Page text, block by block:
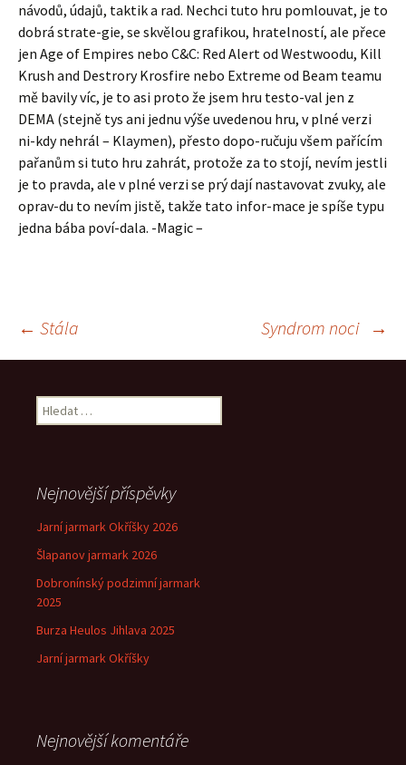
návodů, údajů, taktik a rad. Nechci tuto hru pomlouvat, je to
dobrá strate-gie, se skvělou grafikou, hratelností, ale přece
jen Age of Empires nebo C&C: Red Alert od Westwoodu, Kill
Krush and Destrory Krosfire nebo Extreme od Beam teamu
mě bavily víc, je to asi proto že jsem hru testo-val jen z
DEMA (stejně tys ani jednu výše uvedenou hru, v plné verzi
ni-kdy nehrál – Klaymen), přesto dopo-ručuju všem pařícím
pařanům si tuto hru zahrát, protože za to stojí, nevím jestli
je to pravda, ale v plné verzi se prý dají nastavovat zvuky, ale
oprav-du to nevím jistě, takže tato infor-mace je spíše typu
jedna bába poví-dala. -Magic –
Navigace
pro
← Stála Syndrom noci →
Vyhledávání
Nejnovější příspěvky
Jarní jarmark Okříšky 2026
Šlapanov jarmark 2026
Dobronínský podzimní jarmark
2025
Burza Heulos Jihlava 2025
Jarní jarmark Okříšky
Nejnovější komentáře